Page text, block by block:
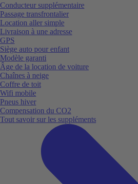
Conducteur supplémentaire
Passage transfrontalier
Location aller simple
Livraison à une adresse
GPS
Siège auto pour enfant
Modèle garanti
Âge de la location de voiture
Chaînes à neige
Coffre de toit
Wifi mobile
Pneus hiver
Compensation du CO2
Tout savoir sur les suppléments